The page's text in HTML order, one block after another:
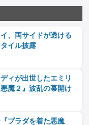
、両サイドが透ける
イル披露
ィが出世したエミリ
魔２』波乱の幕開け
プラダを着た悪魔